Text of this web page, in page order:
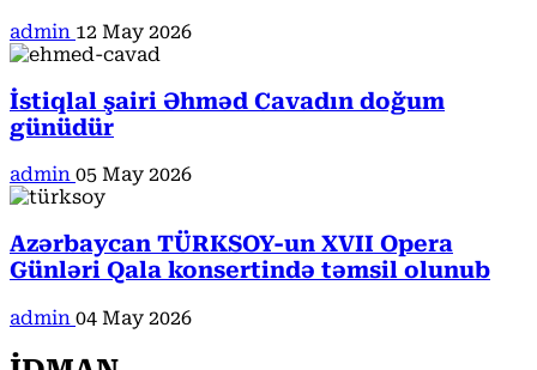
admin 12 May 2026
İstiqlal şairi Əhməd Cavadın doğum
günüdür
admin 05 May 2026
Azərbaycan TÜRKSOY-un XVII Opera
Günləri Qala konsertində təmsil olunub
admin 04 May 2026